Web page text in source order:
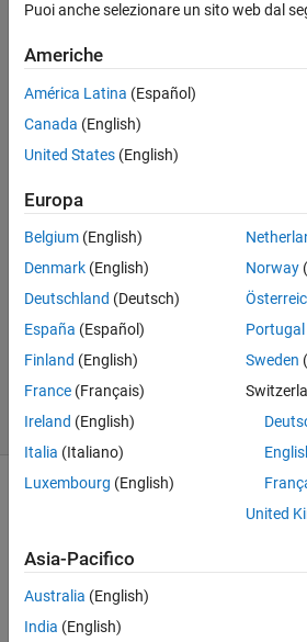
dataset
BA
4 Lug
2022
Risposta
accettata
Aggiornato
4 Lug 2022
Visualizzazioni
(30 giorni)
recenti
Puoi anche selezionare un sito web dal
Americhe
América Latina (Español)
Canada (English)
United States (English)
Europa
Belgium (English)
Denmark (English)
Deutschland (Deutsch)
España (Español)
Finland (English)
France (Français)
Ireland (English)
Italia (Italiano)
Luxembourg (English)
Norway
Portugal
Sweden
United
Asia-Pacifico
Australia (English)
India (English)